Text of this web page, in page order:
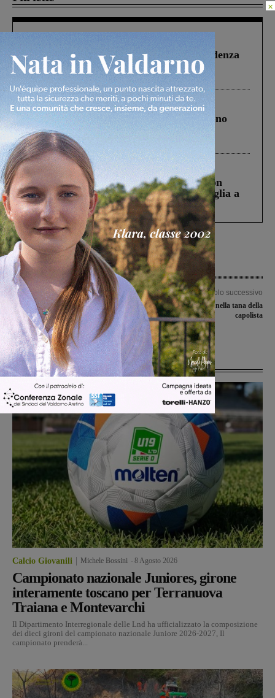
Piscina di Figline finanziata oltre la scadenza
Pnrr, il gruppo di Fratelli d’Italia: “Un
ringraziamento al Governo”
Cronaca 4 Agosto 2026
Un anno fa la strage in A1 in cui morirono
Gianni, Giulia e Franco. Lo schianto, il
processo, lo stop ai sorpassi fra tir....
Cronaca 3 Agosto 2026
Scomparso da una struttura di Castiglion
Fiorentino l’uomo che aveva ucciso la figlia a
Levane nel 2020
Articolo precedente
Dieci chilometri di camion bloccati tra
Valdarno e Incisa in A1 in direzione
Firenze
Articolo successivo
Valdarno Insieme nella tana della
capolista
Ultime Notizie
Calcio Giovanili Michele Bossini 8 Agosto 2026
Campionato nazionale Juniores, girone
interamente toscano per Terranuova
Traiana e Montevarchi
Il Dipartimento Interregionale delle Lnd ha ufficializzato la composizione
dei dieci gironi del campionato nazionale Juniore 2026-2027, Il
campionato prenderà...
×